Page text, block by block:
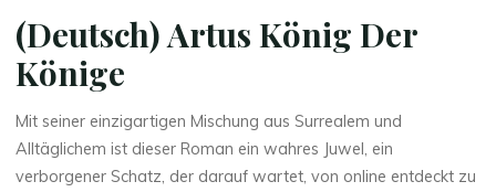
(Deutsch) Artus König Der
Könige
Mit seiner einzigartigen Mischung aus Surrealem und
Alltäglichem ist dieser Roman ein wahres Juwel, ein
verborgener Schatz, der darauf wartet, von online entdeckt zu